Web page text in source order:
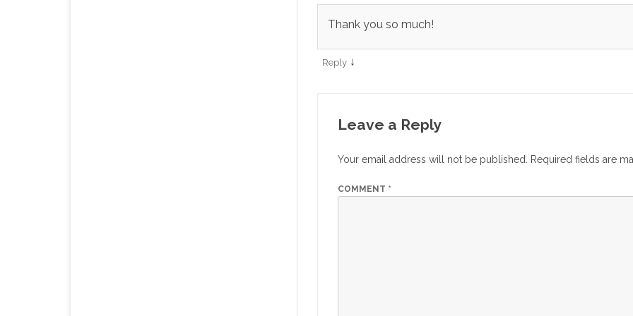
Thank you so much!
Reply ↓
Leave a Reply
Your email address will not be published. Required fields are
COMMENT *